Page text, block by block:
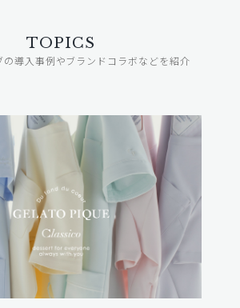
TOPICS
の導入事例やブランドコラボなどを紹介